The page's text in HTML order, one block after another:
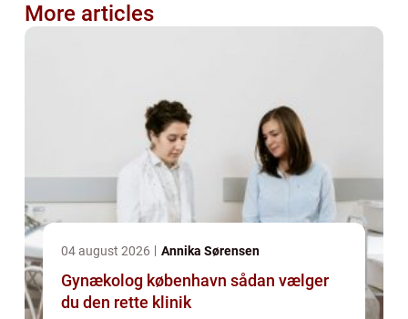
More articles
04 august 2026 Annika Sørensen
Gynækolog københavn sådan vælger
du den rette klinik